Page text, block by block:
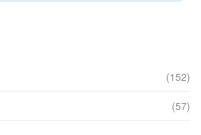
(152)
(57)